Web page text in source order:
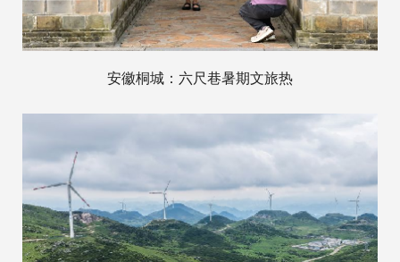
安徽桐城：六尺巷暑期文旅热